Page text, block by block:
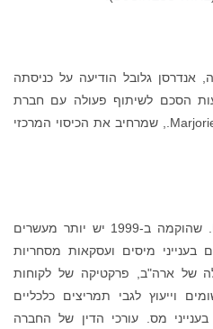
גלובל הודיעה על כניסתה
הסכם לשיתוף פעולה עם חברת
עורכי הדין Marjorie Rawls Roberts, P.C., שמרחיב את הכיסוי המרכזי
ל-Marjorie Rawls Roberts, P.C. שהוקמה ב-1999 יש יותר מעשרים
בענייני מיסים ועסקאות מסחריות
של ארה"ב, פרקטיקה של לקוחות
וייעוץ לגבי תמריצים כלכליים
בענייני מס. עורכי הדין של החברה